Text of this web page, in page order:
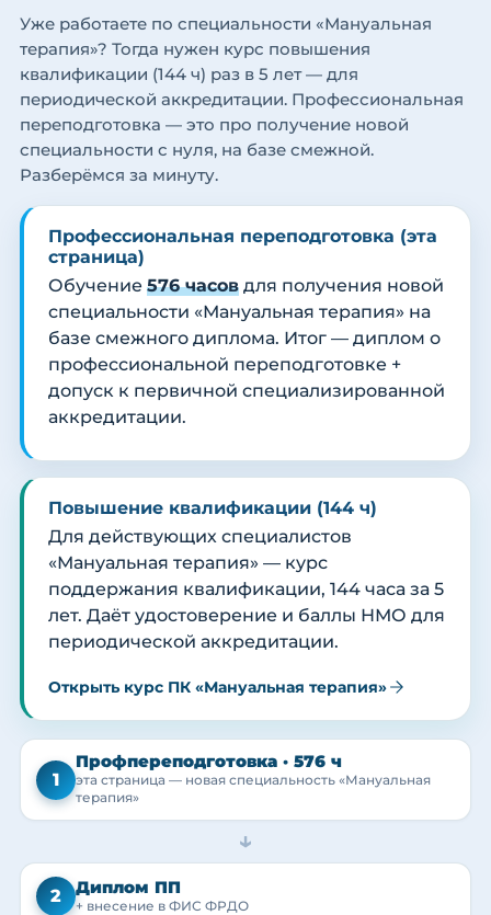
Уже работаете по специальности «Мануальная
терапия»? Тогда нужен курс повышения
квалификации (144 ч) раз в 5 лет — для
периодической аккредитации. Профессиональная
переподготовка — это про получение новой
специальности с нуля, на базе смежной.
Разберёмся за минуту.
Профессиональная переподготовка (эта
страница)
Обучение 576 часов для получения новой
специальности «Мануальная терапия» на
базе смежного диплома. Итог — диплом о
профессиональной переподготовке +
допуск к первичной специализированной
аккредитации.
Повышение квалификации (144 ч)
Для действующих специалистов
«Мануальная терапия» — курс
поддержания квалификации, 144 часа за 5
лет. Даёт удостоверение и баллы НМО для
периодической аккредитации.
Открыть курс ПК «Мануальная терапия»
1
Профпереподготовка · 576 ч
эта страница — новая специальность «Мануальная
терапия»
→
2 Диплом ПП
+ внесение в ФИС ФРДО